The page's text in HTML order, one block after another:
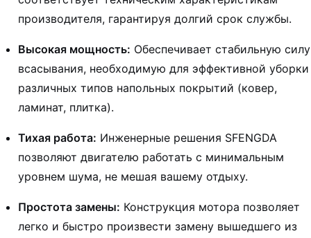
производителя, гарантируя долгий срок службы.
Высокая мощность: Обеспечивает стабильную силу
всасывания, необходимую для эффективной уборки
различных типов напольных покрытий (ковер,
ламинат, плитка).
Тихая работа: Инженерные решения SFENGDA
позволяют двигателю работать с минимальным
уровнем шума, не мешая вашему отдыху.
Простота замены: Конструкция мотора позволяет
легко и быстро произвести замену вышедшего из